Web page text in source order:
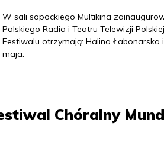
W sali sopockiego Multikina
Polskiego Radia i Teatru Telewizji
Festiwalu otrzymają: Halina Łabonarska
maja.
Chóralny